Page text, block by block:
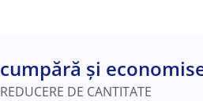
cumpără și
REDUCERE DE CANTITATE